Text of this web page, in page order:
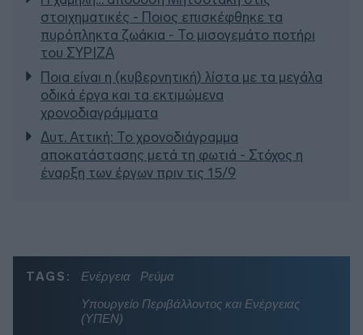
στοιχηματικές - Ποιος επισκέφθηκε τα
πυρόπληκτα ζωάκια - Το μισογεμάτο ποτήρι
του ΣΥΡΙΖΑ
Ποια είναι η (κυβερνητική) λίστα με τα μεγάλα
οδικά έργα και τα εκτιμώμενα
χρονοδιαγράμματα
Δυτ. Αττική: Το χρονοδιάγραμμα
αποκατάστασης μετά τη φωτιά - Στόχος η
έναρξη των έργων πριν τις 15/9
TAGS: Ενέργεια
Ρεύμα
Υπουργείο Περιβάλλοντος και Ενέργειας
(ΥΠΕΝ)